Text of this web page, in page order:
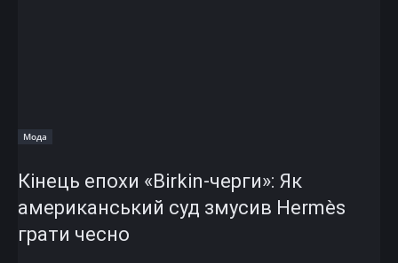
Мода
Кінець епохи «Birkin-черги»: Як
американський суд змусив Hermès
грати чесно